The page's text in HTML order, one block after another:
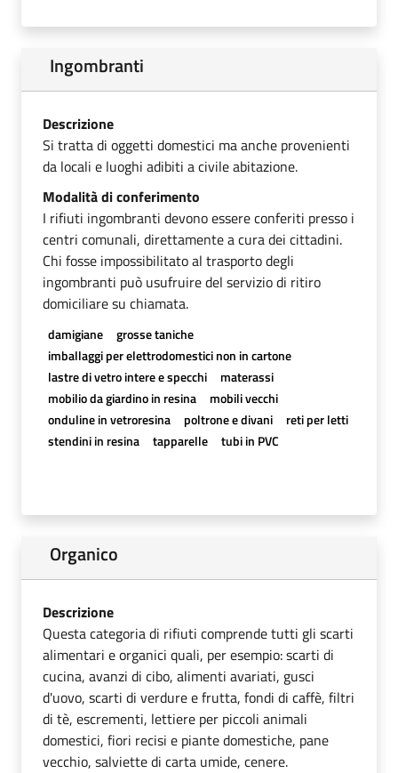
Ingombranti
Descrizione
Si tratta di oggetti domestici ma anche provenienti
da locali e luoghi adibiti a civile abitazione.
Modalità di conferimento
I rifiuti ingombranti devono essere conferiti presso i
centri comunali, direttamente a cura dei cittadini.
Chi fosse impossibilitato al trasporto degli
ingombranti può usufruire del servizio di ritiro
domiciliare su chiamata.
damigiane
grosse taniche
imballaggi per elettrodomestici non in cartone
lastre di vetro intere e specchi
materassi
mobilio da giardino in resina
mobili vecchi
onduline in vetroresina
poltrone e divani
reti per letti
stendini in resina
tapparelle tubi in PVC
Organico
Descrizione
Questa categoria di rifiuti comprende tutti gli scarti
alimentari e organici quali, per esempio: scarti di
cucina, avanzi di cibo, alimenti avariati, gusci
d'uovo, scarti di verdure e frutta, fondi di caffè, filtri
di tè, escrementi, lettiere per piccoli animali
domestici, fiori recisi e piante domestiche, pane
vecchio, salviette di carta umide, cenere.